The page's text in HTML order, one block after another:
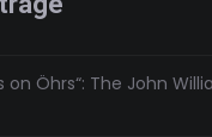
Öhrs“: The John